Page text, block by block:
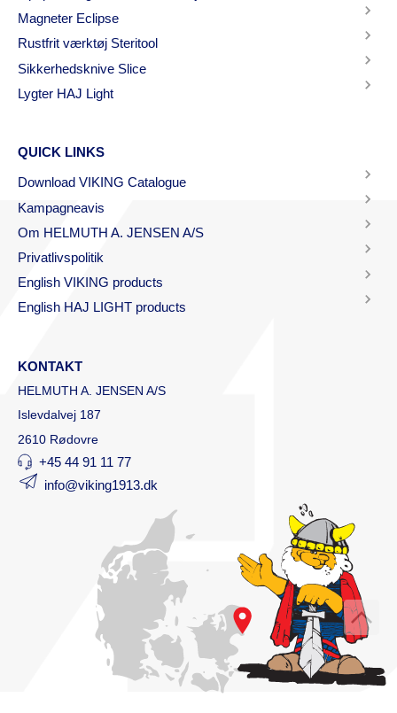
Magneter Eclipse
Rustfrit værktøj Steritool
Sikkerhedsknive Slice
Lygter HAJ Light
QUICK LINKS
Download VIKING Catalogue
Kampagneavis
Om HELMUTH A. JENSEN A/S
Privatlivspolitik
English VIKING products
English HAJ LIGHT products
KONTAKT
HELMUTH A. JENSEN A/S
Islevdalvej 187
2610 Rødovre
+45 44 91 11 77
info@viking1913.dk